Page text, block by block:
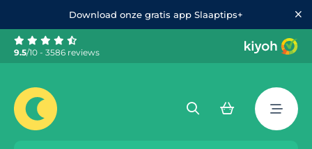
Download onze gratis app Slaaptips+
9.5/10 - 3586 reviews